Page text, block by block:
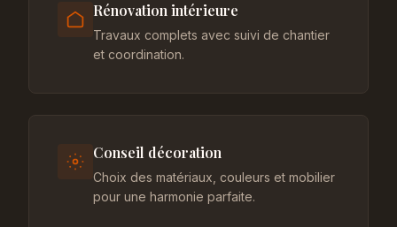
Rénovation intérieure
Travaux complets avec suivi de chantier
et coordination.
Conseil décoration
Choix des matériaux, couleurs et mobilier
pour une harmonie parfaite.